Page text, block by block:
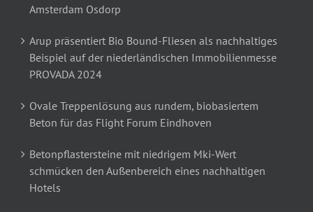
Amsterdam Osdorp
Arup präsentiert Bio Bound-Fliesen als nachhaltiges
Beispiel auf der niederländischen Immobilienmesse
PROVADA 2024
Ovale Treppenlösung aus rundem, biobasiertem
Beton für das Flight Forum Eindhoven
Betonpflastersteine mit niedrigem Mki-Wert
schmücken den Außenbereich eines nachhaltigen
Hotels